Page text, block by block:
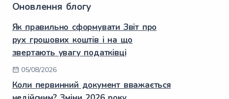
Оновлення блогу
Як правильно сформувати Звіт про
рух грошових коштів і на що
звертають увагу податківці
05/08/2026
Коли первинний документ вважається